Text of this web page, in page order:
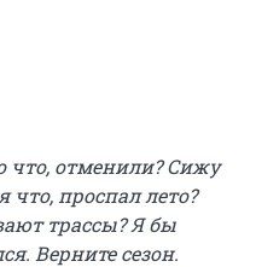
что, отменили? Сижу
что, проспал лето?
трассы? Я бы
Верните сезон.